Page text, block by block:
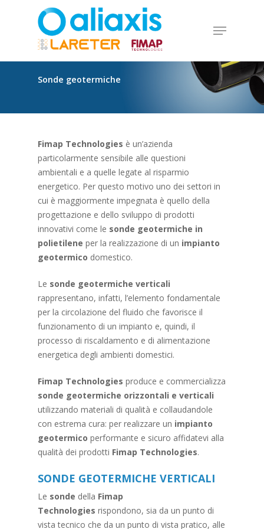
Menu
Sonde geotermiche
Fimap Technologies è un’azienda
particolarmente sensibile alle questioni
ambientali e a quelle legate al risparmio
energetico. Per questo motivo uno dei settori in
cui è maggiormente impegnata è quello della
progettazione e dello sviluppo di prodotti
innovativi come le sonde geotermiche in
polietilene per la realizzazione di un impianto
geotermico domestico.
Le sonde geotermiche verticali
rappresentano, infatti, l’elemento fondamentale
per la circolazione del fluido che favorisce il
funzionamento di un impianto e, quindi, il
processo di riscaldamento e di alimentazione
energetica degli ambienti domestici.
Fimap Technologies produce e commercializza
sonde geotermiche orizzontali e verticali
utilizzando materiali di qualità e collaudandole
con estrema cura: per realizzare un impianto
geotermico performante e sicuro affidatevi alla
qualità dei prodotti Fimap Technologies.
SONDE GEOTERMICHE VERTICALI
Le sonde della Fimap
Technologies rispondono, sia da un punto di
vista tecnico che da un punto di vista pratico, alle